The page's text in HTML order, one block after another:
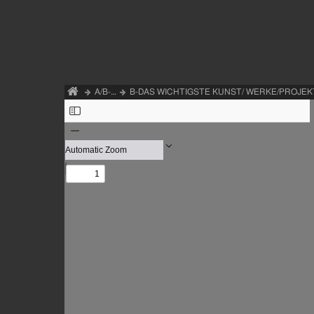
A/B-… B-DAS WICHTIGSTE KUNST/ WERKE/